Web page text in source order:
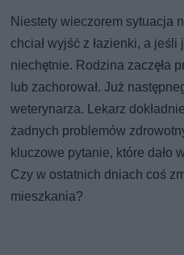
Niestety wieczorem sytuacja
chciał wyjść z łazienki, a jeśli
niechętnie. Rodzina zaczęła
lub zachorował. Już
weterynarza. Lekarz
żadnych problemów
kluczowe pytanie, które dało
Czy w ostatnich dniach coś
mieszkania?